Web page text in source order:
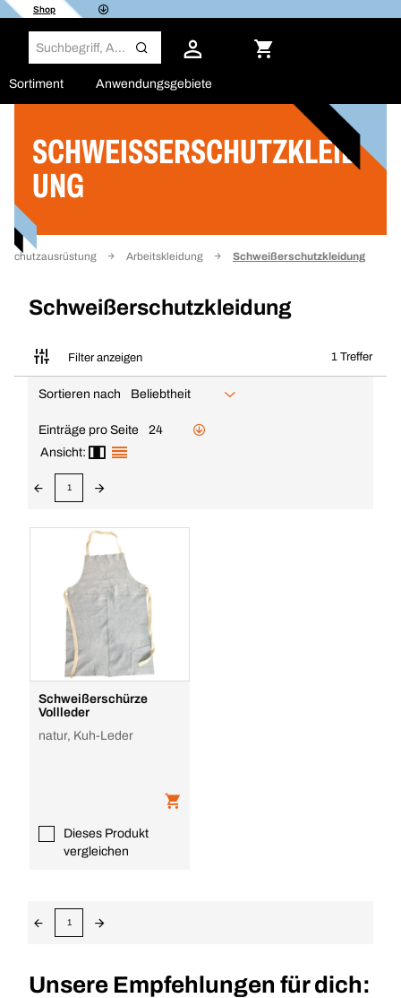
Shop
Sortiment Anwendungsgebiete
SCHWEISSERSCHUTZKLEIDU
NG
Schutzausrüstung Arbeitskleidung Schweißerschutzkleidung
Schweißerschutzkleidung
Filter anzeigen 1 Treffer
Filter
Sortieren nach Beliebtheit
Einträge pro Seite
24
Ansicht:
1
Schweißerschürze
Vollleder
natur, Kuh-Leder
Dieses Produkt
vergleichen
1
Unsere Empfehlungen für dich: